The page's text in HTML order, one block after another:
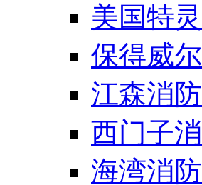
美国特灵
保得威尔
江森消防
西门子消
海湾消防